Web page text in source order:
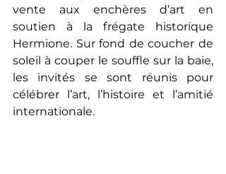
vente aux enchères d’art en
soutien à la frégate historique
Hermione. Sur fond de coucher de
soleil à couper le souffle sur la baie,
les invités se sont réunis pour
célébrer l’art, l’histoire et l’amitié
internationale.